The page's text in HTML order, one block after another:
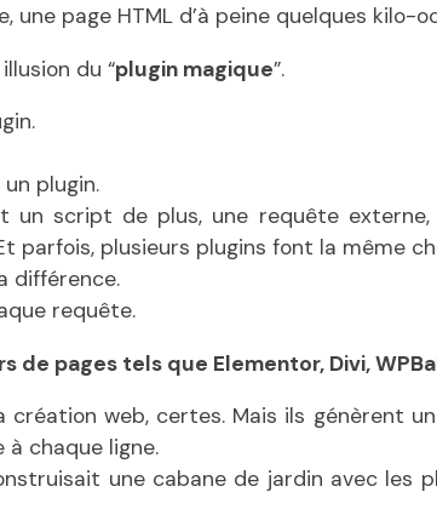
une page HTML d’à peine quelques kilo-
du “plugin magique”.
plugin.
un script de plus, une requête
parfois, plusieurs plugins font la même
différence.
requête.
de pages tels que Elementor, Divi,
web, certes. Mais ils génèrent un
à chaque ligne.
une cabane de jardin avec les